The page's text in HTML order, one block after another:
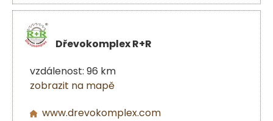
Dřevokomplex R+R
vzdálenost: 96 km
zobrazit na mapě
www.drevokomplex.com